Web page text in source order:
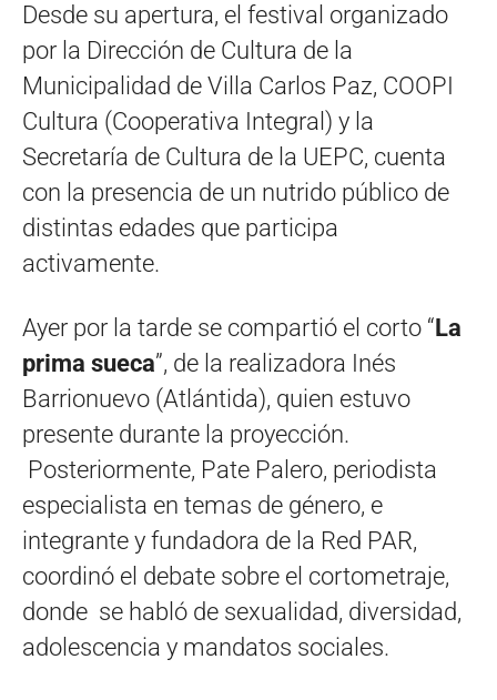
Desde su apertura, el festival organizado
por la Dirección de Cultura de la
Municipalidad de Villa Carlos Paz, COOPI
Cultura (Cooperativa Integral) y la
Secretaría de Cultura de la UEPC, cuenta
con la presencia de un nutrido público de
distintas edades que participa
activamente.
Ayer por la tarde se compartió el corto “La
prima sueca”, de la realizadora Inés
Barrionuevo (Atlántida), quien estuvo
presente durante la proyección.
Posteriormente, Pate Palero, periodista
especialista en temas de género, e
integrante y fundadora de la Red PAR,
coordinó el debate sobre el cortometraje,
donde se habló de sexualidad, diversidad,
adolescencia y mandatos sociales.